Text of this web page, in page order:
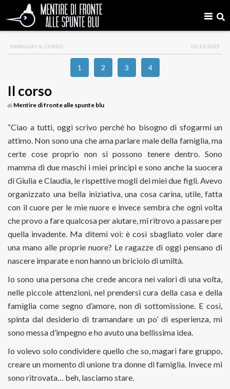
FAMIGLIA> IL CORSO 01/11/2025
1 2 3 4
Il corso
di Mentire di fronte alle spunte blu
“Ciao a tutti, oggi scrivo perché ho bisogno di sfogarmi un
attimo. Non sono una che ama parlare male della famiglia, ma
certe cose proprio non si possono tenere dentro. Sono
mamma di due maschi i miei principi e sono anche la suocera
di Giulia e Claudia, le rispettive mogli dei miei due figli. Avevo
organizzato una bella iniziativa, una cosa carina, utile, fatta
con il cuore per le mie nuore e invece sembra che ogni volta
che provo a fare qualcosa per aiutare, mi ritrovo a passare per
quella invadente. Ma ditemi voi: è così sbagliato voler dare
una mano alle proprie nuore? Le ragazze di oggi pensano di
nascere imparate e non hanno un briciolo di umiltà.
Io sono una persona che crede ancora nei valori di una volta,
nelle piccole attenzioni, nel prendersi cura della casa e della
famiglia come segno d’amore, non di sottomissione. E così,
spinta dal desiderio di tramandare un po’ di esperienza, mi
sono messa d’impegno e ho avuto una bellissima idea.
Io volevo solo condividere quello che so, magari fare gruppo,
creare un momento di unione tra donne di famiglia. Invece mi
sono ritrovata… beh, lasciamo stare.